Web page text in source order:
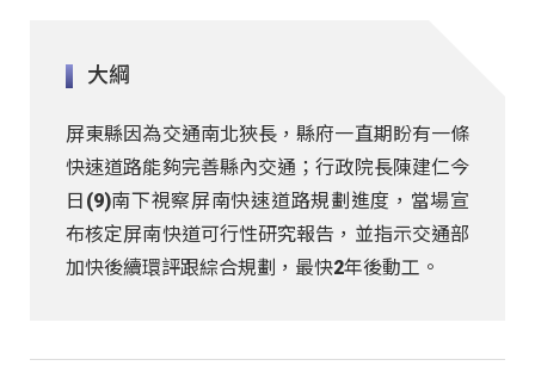
大綱
屏東縣因為交通南北狹長，縣府一直期盼有一條
快速道路能夠完善縣內交通；行政院長陳建仁今
日(9)南下視察屏南快速道路規劃進度，當場宣
布核定屏南快道可行性研究報告，並指示交通部
加快後續環評跟綜合規劃，最快2年後動工。